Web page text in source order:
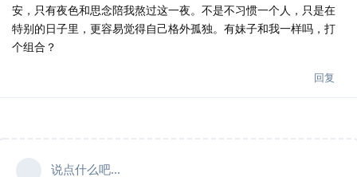
安，只有夜色和思念陪我熬过这一夜。不是不习惯一个人，只是在
特别的日子里，更容易觉得自己格外孤独。有妹子和我一样吗，打
个组合？
回复
说点什么吧...